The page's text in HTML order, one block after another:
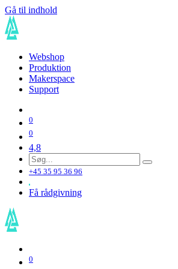
Gå til indhold
Webshop
Produktion
Makerspace
Support
0
0
4,8
+45 35 95 36 96
Få rådgivning
0